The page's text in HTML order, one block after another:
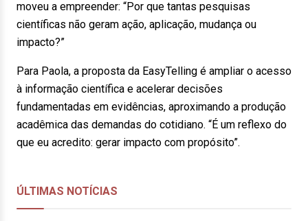
moveu a empreender: “Por que tantas pesquisas
científicas não geram ação, aplicação, mudança ou
impacto?”
Para Paola, a proposta da EasyTelling é ampliar o acesso
à informação científica e acelerar decisões
fundamentadas em evidências, aproximando a produção
acadêmica das demandas do cotidiano. “É um reflexo do
que eu acredito: gerar impacto com propósito”.